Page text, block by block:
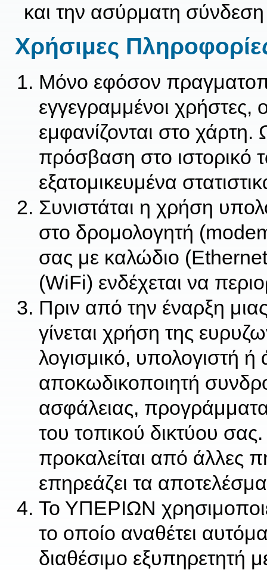
και την ασύρματη
Χρήσιμες
Μόνο εφόσον
εγγεγραμμένοι χρήστες,
εμφανίζονται στο χάρτη.
πρόσβαση στο ιστορικό
εξατομικευμένα
Συνιστάται η χρήση
στο δρομολογητή
σας με καλώδιο
(WiFi) ενδέχεται να
Πριν από την έναρξη
γίνεται χρήση της
λογισμικό, υπολογιστή
αποκωδικοποιητή
ασφάλειας,
του τοπικού δικτύου
προκαλείται από άλλες
επηρεάζει τα
Το ΥΠΕΡΙΩΝ
το οποίο αναθέτει
διαθέσιμο εξυπηρετητή